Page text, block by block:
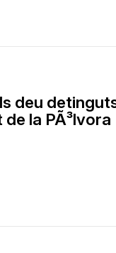
deu
la PÃ³lvora